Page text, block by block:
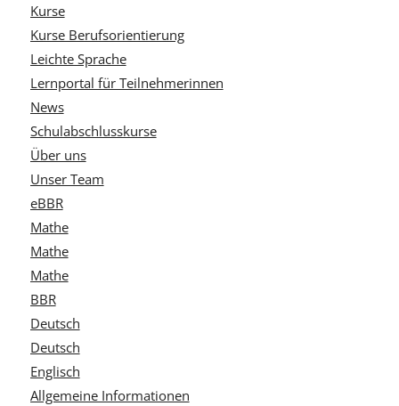
Kurse
Kurse Berufsorientierung
Leichte Sprache
Lernportal für Teilnehmerinnen
News
Schulabschlusskurse
Über uns
Unser Team
eBBR
Mathe
Mathe
Mathe
BBR
Deutsch
Deutsch
Englisch
Allgemeine Informationen